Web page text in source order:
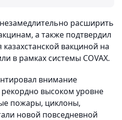
расширить
а также подтвердил
вакциной на
в рамках системы COVAX.
внимание
высоком уровне
пожары, циклоны,
новой повседневной